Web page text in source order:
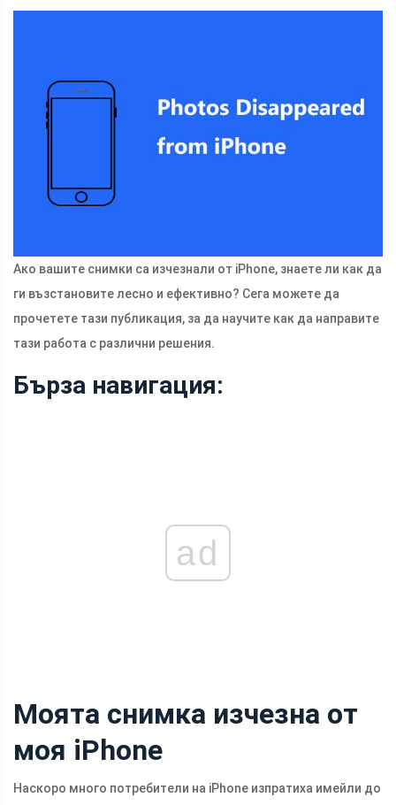
Ако вашите снимки са изчезнали от iPhone, знаете ли как да
ги възстановите лесно и ефективно? Сега можете да
прочетете тази публикация, за да научите как да направите
тази работа с различни решения.
Бърза навигация:
ad
Моята снимка изчезна от
моя iPhone
Наскоро много потребители на iPhone изпратиха имейли до